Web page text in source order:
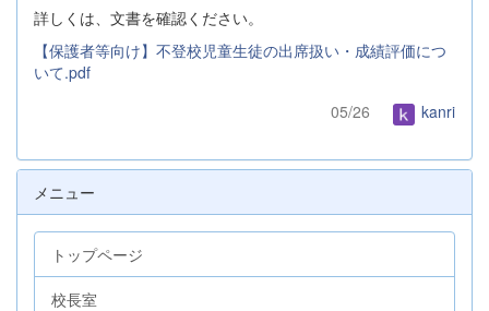
詳しくは、文書を確認ください。
【保護者等向け】不登校児童生徒の出席扱い・成績評価につ
いて.pdf
05/26
kanri
メニュー
トップページ
校長室